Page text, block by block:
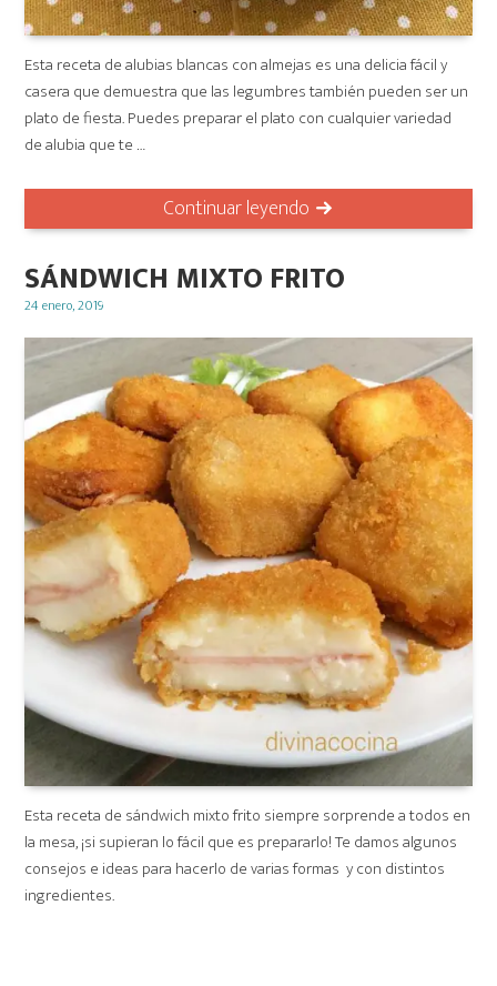
Esta receta de alubias blancas con almejas es una delicia fácil y
casera que demuestra que las legumbres también pueden ser un
plato de fiesta. Puedes preparar el plato con cualquier variedad
de alubia que te …
Continuar leyendo
SÁNDWICH MIXTO FRITO
Posted
24 enero, 2019
Esta receta de sándwich mixto frito siempre sorprende a todos en
la mesa, ¡si supieran lo fácil que es prepararlo! Te damos algunos
consejos e ideas para hacerlo de varias formas y con distintos
ingredientes.